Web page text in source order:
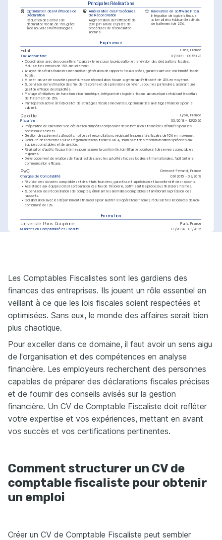
Principales Réalisations
Optimisation des Méthodes de
Déclaration
Réduction des erreurs de
déclaration fiscale de 15% grâce
à de nouvelles méthodologies.
Amélioration des Procédures
de Réconciliation
Augmentation de l'efficacité de
20% par la mise en place de
procédures de réconciliation
accrues.
Innovation en Software Fiscal
Intégration de logiciels fiscaux
automatisés réduisant les délais
de traitement de 25%.
Expérience
Fidal Paris, France
Tax Accountant 01/2021 - 09/2023
• Coordination avec des conseillers fiscaux externes pour la préparation et la révision des déclarations fiscales,
réduisant les erreurs de 15% annuellement.
• Analyse des états financiers mensuels et génération de rapports fiscaux précis, garantissant une conformité fiscale
totale.
• Mise en œuvre de nouvelles procédures de réconciliation fiscale augmentant l'efficacité de 20% en moyenne.
• Supervision de l'estimation des flux de trésorerie et des prévisions de revenus pour les partenaires, assurant une
gestion efficace des liquidités.
• Pilotage d'initiatives de transformation numérique, intégrant des logiciels fiscaux automatiques réduisant les délais
de traitement de 25%.
• Participation active à l'élaboration de stratégies fiscales innovantes, optimisant les avantages financiers pour le
cabinet.
Deloitte Lyon, France
Fiscaliste 03/2018 - 12/2020
• Préparation de calendriers de déclaration d'impôts comprenant des informations financières détaillées pour les
portefeuilles clients.
• Gestion des paiements d'impôts, notices et réconciliations, réduisant les pénalités fiscales de 10% en moyenne.
• Conduite de recherches sur les réglementations fiscales EMEA, fournissant des recommandations précises aux
équipes comptables et de gestion.
• Réalisation d'audits fiscaux internes pour assurer la conformité, identifiant et corrigeant des erreurs comptables
majeures.
• Développement de relations de travail solides avec les autorités fiscales locales et internationales, facilitant une
communication efficace.
PwC Clermont-Ferrand, France
Chargée de Comptabilité 09/2015 - 02/2018
• Révision des dossiers comptables et des états financiers, garantissant la précision et la conformité des rapports.
• Assistance aux équipes dans la préparation des flux de trésorerie, optimisant les processus financiers internes.
• Supervision des réconciliations de comptes, éliminant les anomalies comptables et améliorant la précision des
rapports.
• Collaboration avec les départements financiers pour auditer les opérations fiscales, réduisant les incidences de non-
conformité de 12%.
Formation
Université Paris-Dauphine
Paris, France
Master’s en Comptabilité et Fiscalité
01/2014 - 01/2015
Compétences
Fiscalité Corporative Logiciels Comptables
Passions
Fiscalité Internationale
Intérêt prononcé pour les
internationales et leurs applications
pratiques.
Technologies Financières
Passionnée par les innovations en
impact sur l'industrie comptable.
Voyages
Aime découvrir de nouvelles cultures
Les Comptables Fiscalistes sont les gardiens des
finances des entreprises. Ils jouent un rôle essentiel en
veillant à ce que les lois fiscales soient respectées et
optimisées. Sans eux, le monde des affaires serait bien
plus chaotique.
Pour exceller dans ce domaine, il faut avoir un sens aigu
de l'organisation et des compétences en analyse
financière. Les employeurs recherchent des personnes
capables de préparer des déclarations fiscales précises
et de fournir des conseils avisés sur la gestion
financière. Un CV de Comptable Fiscaliste doit refléter
votre expertise et vos expériences, mettant en avant
vos succès et vos certifications pertinentes.
Comment structurer un CV de
comptable fiscaliste pour obtenir
un emploi
Créer un CV de Comptable Fiscaliste peut sembler